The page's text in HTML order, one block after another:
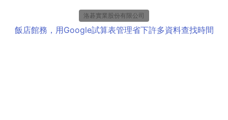
洛碁實業股份有限公司
飯店館務，用Google試算表管理省下許多資料查找時間